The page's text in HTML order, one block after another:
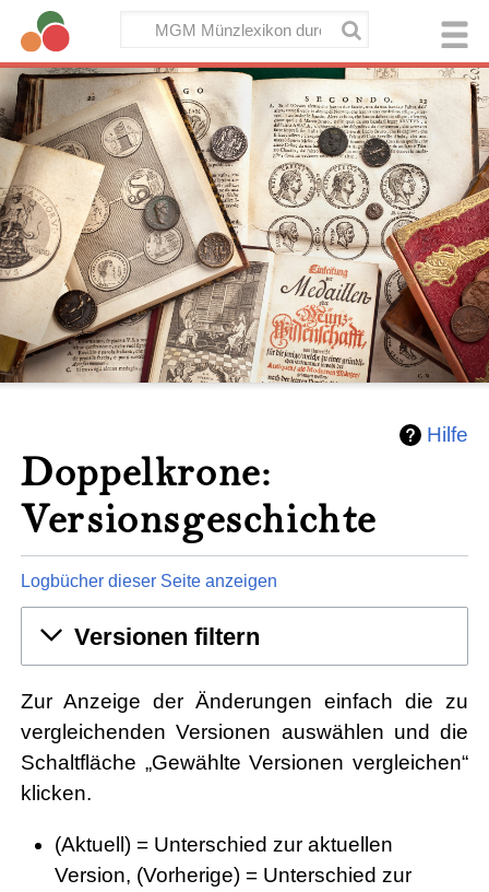
Hilfe
Doppelkrone:
Versionsgeschichte
Logbücher dieser Seite anzeigen
Versionen filtern
Zur Anzeige der Änderungen einfach die zu
vergleichenden Versionen auswählen und die
Schaltfläche „Gewählte Versionen vergleichen“
klicken.
(Aktuell) = Unterschied zur aktuellen
Version, (Vorherige) = Unterschied zur